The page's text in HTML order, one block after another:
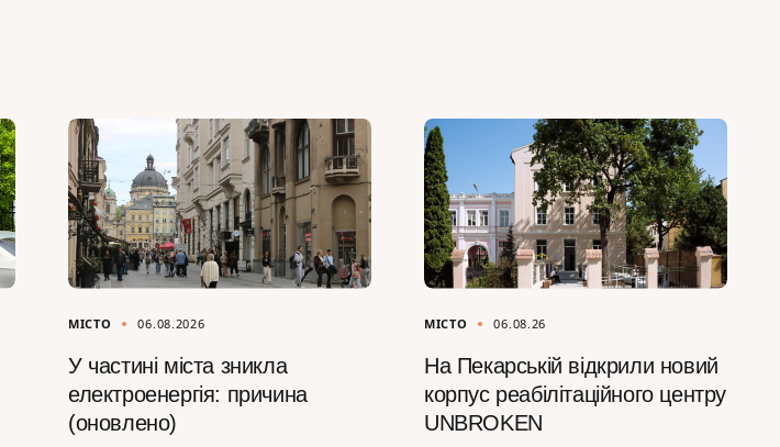
МІСТО 06.08.2026
У частині міста зникла
електроенергія: причина
(оновлено)
МІСТО 06.08.26
На Пекарській відкрили новий
корпус реабілітаційного центру
UNBROKEN